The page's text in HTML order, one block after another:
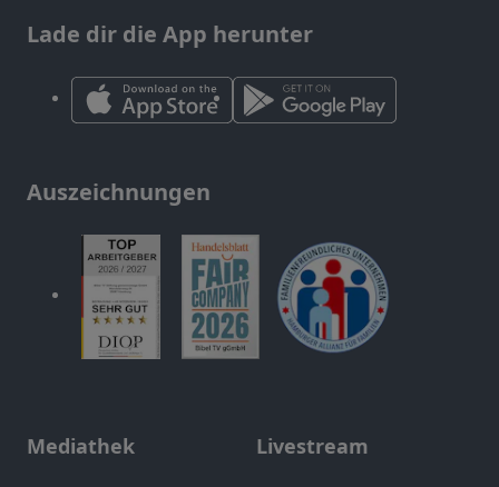
Lade dir die App herunter
Auszeichnungen
Mediathek Livestream